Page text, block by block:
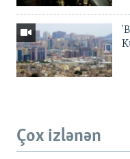
Çox izlənən